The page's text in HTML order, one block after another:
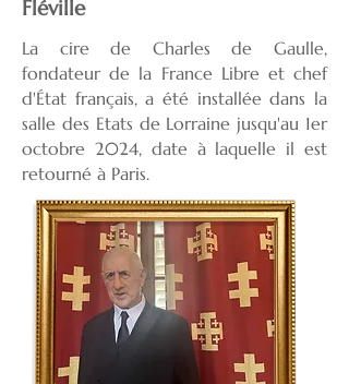
Fléville
La cire de Charles de Gaulle,
fondateur de la France Libre et chef
d'État français, a été installée dans la
salle des Etats de Lorraine jusqu'au 1er
octobre 2024, date à laquelle il est
retourné à Paris.